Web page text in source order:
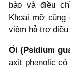
bào và điều
Khoai mỡ
viêm hỗ trợ
Ổi (Psidium
axit phenolic